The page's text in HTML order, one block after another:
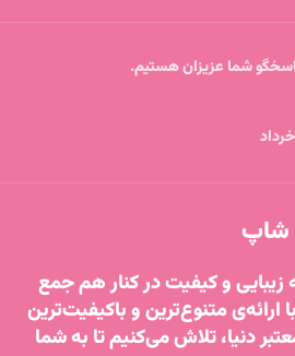
شاپ
و کیفیت در کنار هم جمع
متنوع‌ترین و باکیفیت‌ترین
دنیا، تلاش می‌کنیم تا به شما